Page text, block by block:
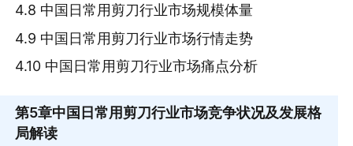
4.8 中国日常用剪刀行业市场规模体量
4.9 中国日常用剪刀行业市场行情走势
4.10 中国日常用剪刀行业市场痛点分析
第5章中国日常用剪刀行业市场竞争状况及发展格
局解读